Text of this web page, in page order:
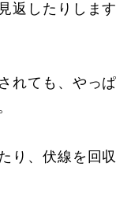
返したりします
れても、やっぱ
り、伏線を回収